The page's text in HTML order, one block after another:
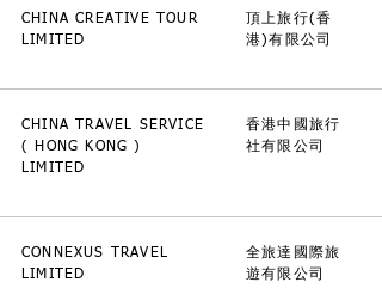
CHINA CREATIVE TOUR
LIMITED
頂上旅行(香
港)有限公司
CHINA TRAVEL SERVICE
( HONG KONG )
LIMITED
香港中國旅行
社有限公司
CONNEXUS TRAVEL
LIMITED
全旅達國際旅
遊有限公司